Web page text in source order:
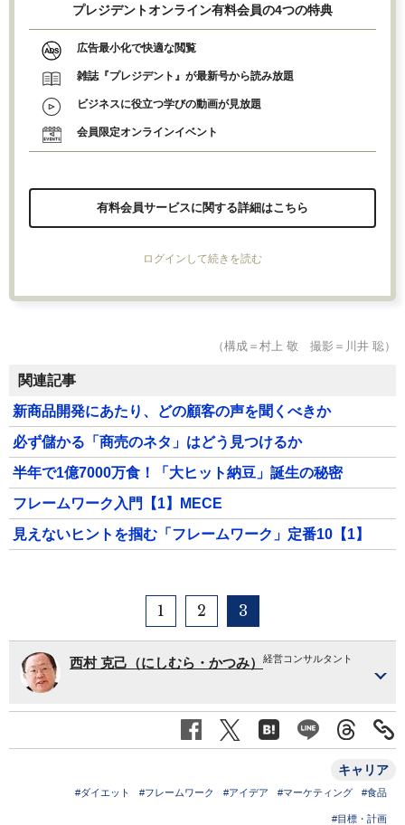
プレジデントオンライン有料会員の4つの特典
広告最小化で快適な閲覧
雑誌『プレジデント』が最新号から読み放題
ビジネスに役立つ学びの動画が見放題
会員限定オンラインイベント
有料会員サービスに関する詳細はこちら
ログインして続きを読む
（構成＝村上 敬 撮影＝川井 聡）
関連記事
新商品開発にあたり、どの顧客の声を聞くべきか
必ず儲かる「商売のネタ」はどう見つけるか
半年で1億7000万食！「大ヒット納豆」誕生の秘密
フレームワーク入門【1】MECE
見えないヒントを掴む「フレームワーク」定番10【1】
1 2 3
西村 克己（にしむら・かつみ） 経営コンサルタント
キャリア
#ダイエット #フレームワーク #アイデア #マーケティング #食品
#目標・計画